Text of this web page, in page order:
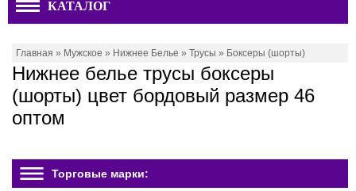
КАТАЛОГ
Главная » Мужское » Нижнее Белье » Трусы » Боксеры (шорты)
Нижнее белье трусы боксеры
(шорты) цвет бордовый размер 46
оптом
Торговые марки: